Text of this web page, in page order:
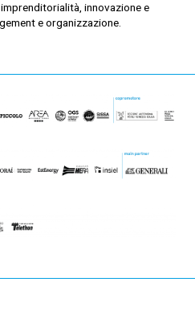
innovazione e
e organizzazione.